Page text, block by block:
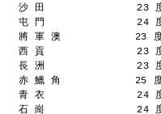
沙 田               23 度
屯 門               24 度
將 軍 澳            23 度
西 貢               23 度
長 洲               23 度
赤 鱲 角            25 度
青 衣               24 度
石 崗               24 度